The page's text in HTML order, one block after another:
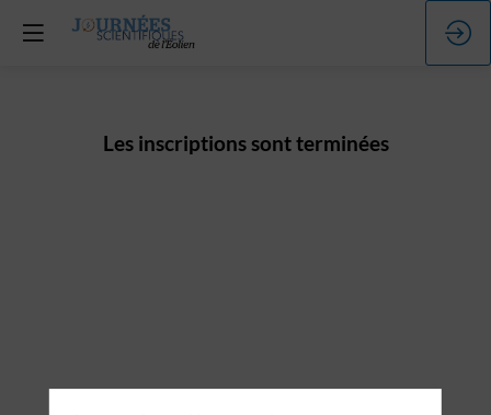
Les inscriptions sont terminées